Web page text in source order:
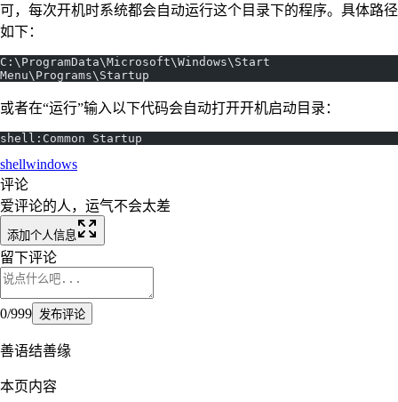
可，每次开机时系统都会自动运行这个目录下的程序。具体路径
如下：
C:\ProgramData\Microsoft\Windows\Start
Menu\Programs\Startup
或者在“运行”输入以下代码会自动打开开机启动目录：
shell:Common Startup
shellwindows
评论
爱评论的人，运气不会太差
添加个人信息
留下评论
0/999 发布评论
善语结善缘
本页内容